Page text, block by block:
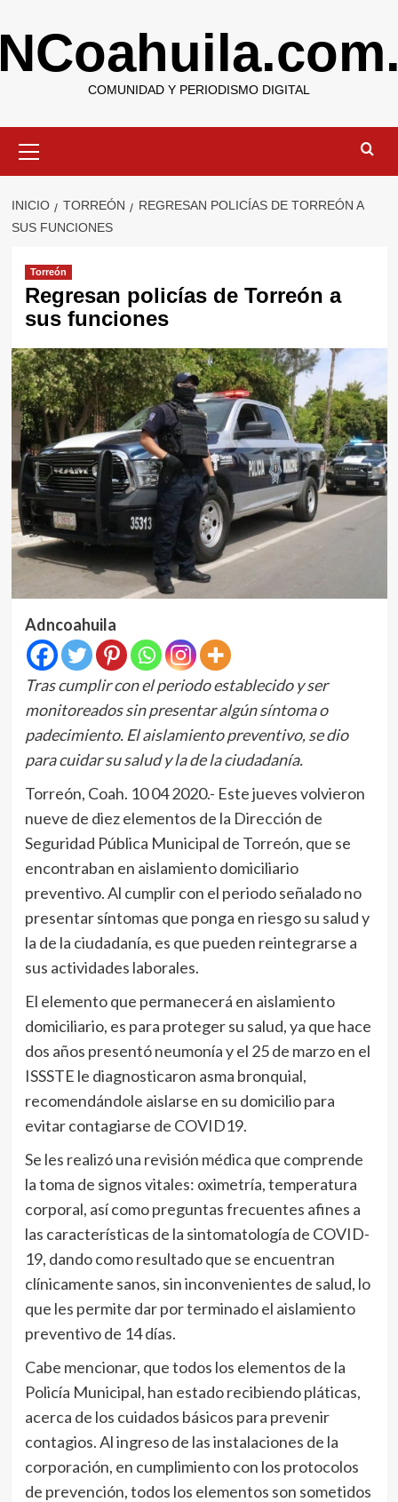
al
contenido
COMUNIDAD Y PERIODISMO DIGITAL
primario
INICIO TORREÓN
REGRESAN POLICÍAS DE TORREÓN A
SUS FUNCIONES
Torreón
Regresan policías de Torreón a
sus funciones
Adncoahuila
Tras cumplir con el periodo establecido y ser
monitoreados sin presentar algún síntoma o
padecimiento. El aislamiento preventivo, se dio
para cuidar su salud y la de la ciudadanía.
Torreón, Coah. 10 04 2020.- Este jueves volvieron
nueve de diez elementos de la Dirección de
Seguridad Pública Municipal de Torreón, que se
encontraban en aislamiento domiciliario
preventivo. Al cumplir con el periodo señalado no
presentar síntomas que ponga en riesgo su salud y
la de la ciudadanía, es que pueden reintegrarse a
sus actividades laborales.
El elemento que permanecerá en aislamiento
domiciliario, es para proteger su salud, ya que hace
dos años presentó neumonía y el 25 de marzo en el
ISSSTE le diagnosticaron asma bronquial,
recomendándole aislarse en su domicilio para
evitar contagiarse de COVID19.
Se les realizó una revisión médica que comprende
la toma de signos vitales: oximetría, temperatura
corporal, así como preguntas frecuentes afines a
las características de la sintomatología de COVID-
19, dando como resultado que se encuentran
clínicamente sanos, sin inconvenientes de salud, lo
que les permite dar por terminado el aislamiento
preventivo de 14 días.
Cabe mencionar, que todos los elementos de la
Policía Municipal, han estado recibiendo pláticas,
acerca de los cuidados básicos para prevenir
contagios. Al ingreso de las instalaciones de la
corporación, en cumplimiento con los protocolos
de prevención, todos los elementos son sometidos